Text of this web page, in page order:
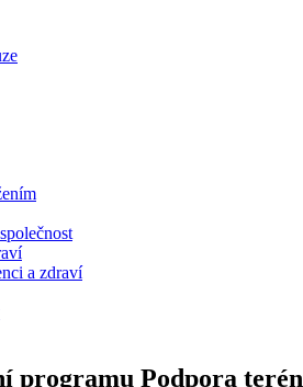
a zdraví
programu Podpora